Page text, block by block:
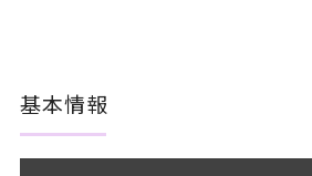
基本情報